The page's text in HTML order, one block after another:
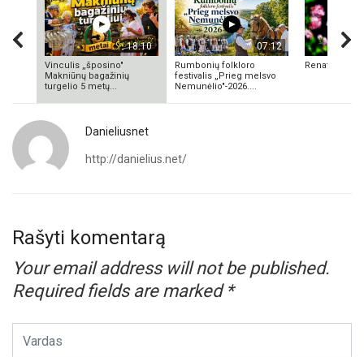
18:10
Vinculis „šposino"
Makniūnų bagažinių
turgelio 5 metų...
07:12
Rumbonių folkloro
festivalis „Prieg melsvo
Nemunėlio"-2026....
Renata
Danieliusnet
http://danielius.net/
Rašyti komentarą
Your email address will not be published.
Required fields are marked *